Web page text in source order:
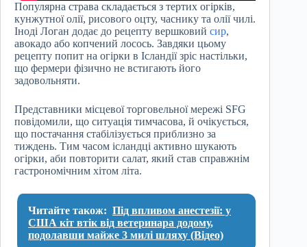
Популярна страва складається з тертих огірків,
кунжутної олії, рисового оцту, часнику та олії чилі.
Іноді Логан додає до рецепту вершковий сир,
авокадо або копчений лосось. Завдяки цьому
рецепту попит на огірки в Ісландії зріс настільки,
що фермери фізично не встигають його
задовольняти.
Представники місцевої торговельної мережі SFG
повідомили, що ситуація тимчасова, й очікується,
що постачання стабілізується приблизно за
тиждень. Тим часом ісландці активно шукають
огірки, аби повторити салат, який став справжнім
гастрономічним хітом літа.
Читайте також: Під впливом анестезії: у
США кіт втік від ветеринара додому,
подолавши майже 3 милі шляху (Відео)